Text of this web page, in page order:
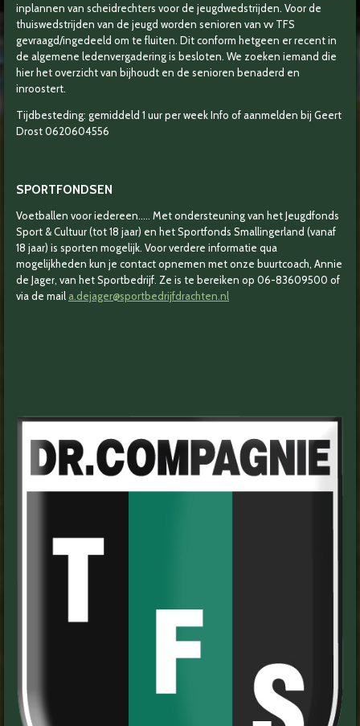
inplannen van scheidrechters voor de jeugdwedstrijden. Voor de
thuiswedstrijden van de jeugd worden senioren van vv TFS
gevraagd/ingedeeld om te fluiten. Dit conform hetgeen er recent in
de algemene ledenvergadering is besloten. We zoeken iemand die
hier het overzicht van bijhoudt en de senioren benaderd en
inroostert.
Tijdbesteding: gemiddeld 1 uur per week Info of aanmelden bij Geert
Drost 0620604556
SPORTFONDSEN
Voetballen voor iedereen..... Met ondersteuning van het Jeugdfonds
Sport & Cultuur (tot 18 jaar) en het Sportfonds Smallingerland (vanaf
18 jaar) is sporten mogelijk. Voor verdere informatie qua
mogelijkheden kun je contact opnemen met onze buurtcoach, Annie
de Jager, van het Sportbedrijf. Ze is te bereiken op 06-83609500 of
via de mail a.dejager@sportbedrijfdrachten.nl